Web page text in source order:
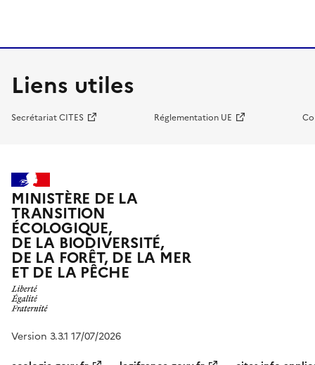
Liens utiles
Secrétariat CITES Réglementation UE
MINISTÈRE DE LA
TRANSITION
ÉCOLOGIQUE,
DE LA BIODIVERSITÉ,
DE LA FORÊT, DE LA MER
ET DE LA PÊCHE
Version 3.3.1 17/07/2026